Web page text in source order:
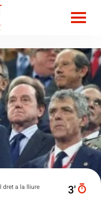
dret a la lliure
3′